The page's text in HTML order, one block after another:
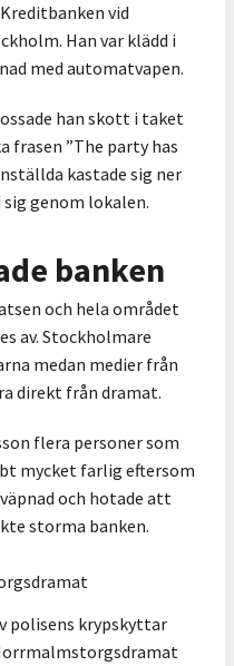
vid
Han var klädd i
med automatvapen.
han skott i taket
frasen ”The party has
kastade sig ner
genom lokalen.
banken
och hela området
av. Stockholmare
medan medier från
direkt från dramat.
flera personer som
mycket farlig eftersom
och hotade att
storma banken.
polisens krypskyttar